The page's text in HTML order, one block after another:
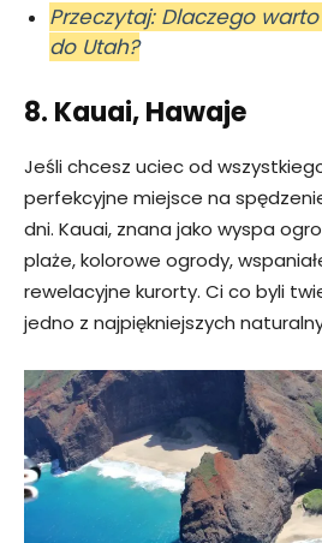
Przeczytaj: Dlaczego
do Utah?
8. Kauai, Hawaje
Jeśli chcesz uciec od
perfekcyjne miejsce na
dni. Kauai, znana jako wyspa
plaże, kolorowe ogrody,
rewelacyjne kurorty. Ci co byli
jedno z najpiękniejszych